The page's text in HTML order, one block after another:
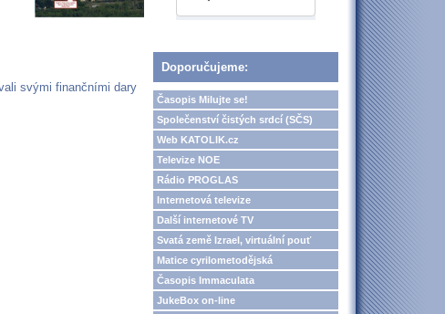
svými finančními dary
Doporučujeme:
Časopis Milujte se!
Společenství čistých srdcí (SČS)
Web KATOLIK.cz
Televize NOE
Rádio PROGLAS
Internetová televize
Další internetové TV
Svatá země Izrael, virtuální pouť
Matice cyrilometodějská
Časopis Immaculata
JukeBox on-line